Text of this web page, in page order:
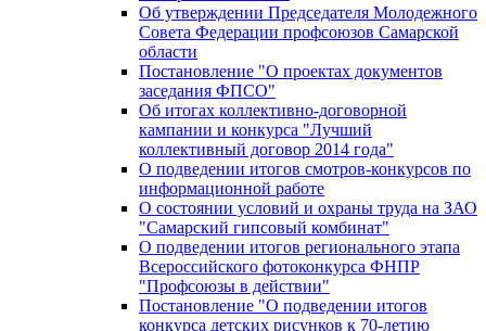
Об утверждении Председателя Молодежного
Совета Федерации профсоюзов Самарской
области
Постановление "О проектах документов
заседания ФПСО"
Об итогах коллективно-договорной
кампании и конкурса "Лучший
коллективный договор 2014 года"
О подведении итогов смотров-конкурсов по
информационной работе
О состоянии условий и охраны труда на ЗАО
"Самарский гипсовый комбинат"
О подведении итогов регионального этапа
Всероссийского фотоконкурса ФНПР
"Профсоюзы в действии"
Постановление "О подведении итогов
конкурса детских рисунков к 70-летию